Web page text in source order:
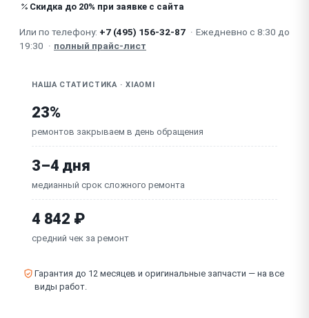
Повреждение проводки / разъёмов (износ,
Неисправна плата управления / контроллер заряда
Скидка до 20% при заявке с сайта
Или по телефону: +7 (495) 156-32-87 · Ежедневно с 8:30 до
19:30 · полный прайс-лист
НАША СТАТИСТИКА · XIAOMI
23%
ремонтов закрываем в день обращения
3–4 дня
медианный срок сложного ремонта
4 842 ₽
средний чек за ремонт
Гарантия до 12 месяцев и оригинальные запчасти — на все
виды работ.